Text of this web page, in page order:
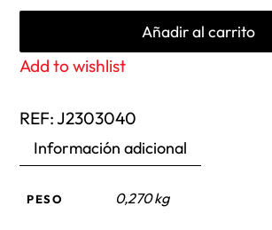
Añadir al carrito
Add to wishlist
REF:J2303040
Información adicional
PESO 0,270 kg